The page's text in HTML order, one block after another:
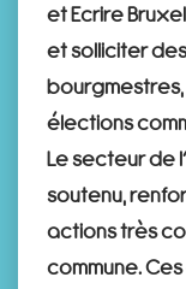
et Ecrire
et solliciter
élections
Le secteur de
soutenu,
actions très
commune.